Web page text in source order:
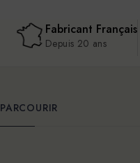
Fabricant Français
Depuis 20 ans
PARCOURIR